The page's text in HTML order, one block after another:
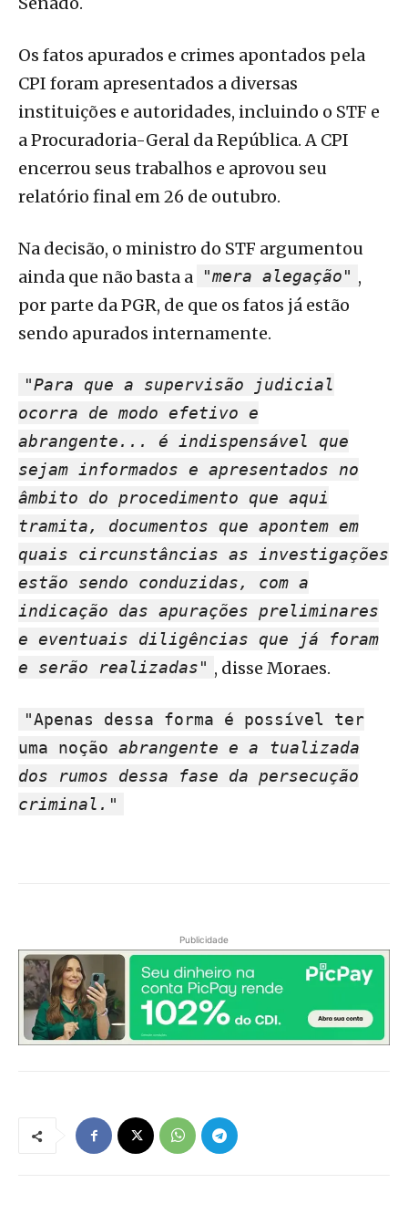
Os fatos apurados e crimes apontados pela
CPI foram apresentados a diversas
instituições e autoridades, incluindo o STF e
a Procuradoria-Geral da República. A CPI
encerrou seus trabalhos e aprovou seu
relatório final em 26 de outubro.
Na decisão, o ministro do STF argumentou
ainda que não basta a
"mera alegação" ,
por parte da PGR, de que os fatos já estão
sendo apurados internamente.
"Para que a supervisão judicial
ocorra de modo efetivo e
abrangente... é indispensável que
sejam informados e apresentados no
âmbito do procedimento que aqui
tramita, documentos que apontem em
quais circunstâncias as investigações
estão sendo conduzidas, com a
indicação das apurações preliminares
e eventuais diligências que já foram
e serão realizadas" , disse Moraes.
"Apenas dessa forma é possível ter
uma noção abrangente e a
tualizada
dos rumos dessa fase da persecução
criminal."
Publicidade